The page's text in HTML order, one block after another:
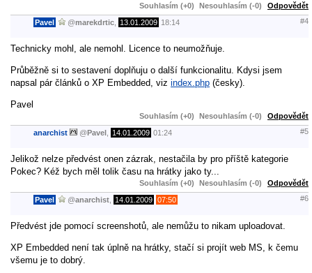
Souhlasím (+0) Nesouhlasím (-0) Odpovědět
Pavel @marekdrtic 13.01.2009 18:14 #4
Technicky mohl, ale nemohl. Licence to neumožňuje.
Průběžně si to sestavení doplňuju o další funkcionalitu. Kdysi jsem
napsal pár článků o XP Embedded, viz index.php (česky).
Pavel
Souhlasím (+0) Nesouhlasím (-0) Odpovědět
anarchist @Pavel 14.01.2009 01:24 #5
Jelikož nelze předvést onen zázrak, nestačila by pro příště kategorie
Pokec? Kéž bych měl tolik času na hrátky jako ty...
Souhlasím (+0) Nesouhlasím (-0) Odpovědět
Pavel @anarchist 14.01.2009 07:50 #6
Předvést jde pomocí screenshotů, ale nemůžu to nikam uploadovat.
XP Embedded není tak úplně na hrátky, stačí si projít web MS, k čemu
všemu je to dobrý.